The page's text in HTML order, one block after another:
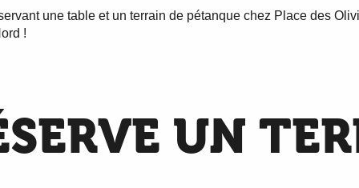
une table et un terrain de pétanque chez Place des
!
UN